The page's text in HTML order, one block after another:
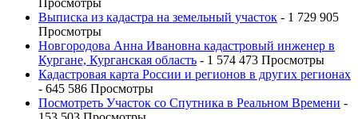
Выписка из кадастра на земельный участок - 1 729 905
Просмотры
Новгородова Анна Ивановна кадастровый инженер в
Кургане, Курганская область - 1 574 473 Просмотры
Кадастровая карта России и регионов в других регионах
- 645 586 Просмотры
Посмотреть Участок со Спутника в Реальном Времени -